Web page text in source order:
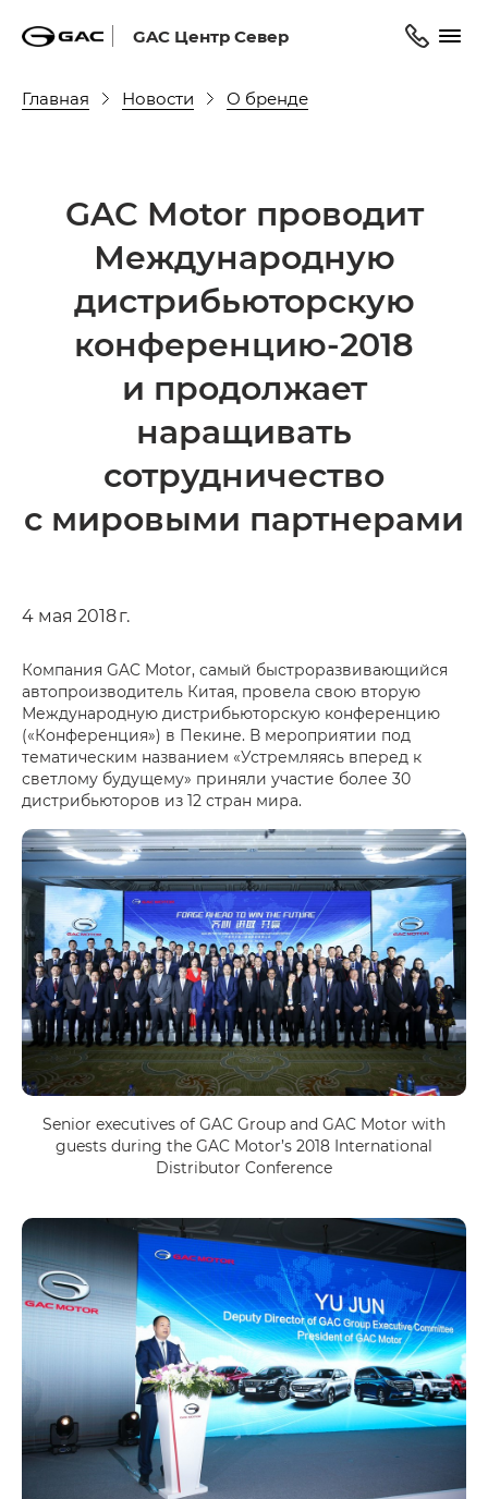
GAC Центр Север
Главная Новости О бренде
GAC Motor проводит
Международную
дистрибьюторскую
конференцию-2018
и продолжает
наращивать
сотрудничество
с мировыми партнерами
4 мая 2018 г.
Компания GAC Motor, самый быстроразвивающийся
автопроизводитель Китая, провела свою вторую
Международную дистрибьюторскую конференцию
(«Конференция») в Пекине. В мероприятии под
тематическим названием «Устремляясь вперед к
светлому будущему» приняли участие более 30
дистрибьюторов из 12 стран мира.
Senior executives of GAC Group and GAC Motor with
guests during the GAC Motor’s 2018 International
Distributor Conference